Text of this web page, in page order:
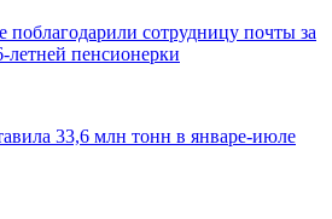
сотрудницу почты за
летней пенсионерки
33,6 млн тонн в январе-июле